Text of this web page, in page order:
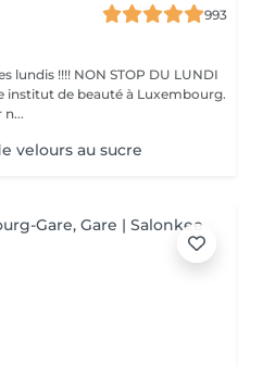
993
lundis !!!! NON STOP DU LUNDI
velours au sucre